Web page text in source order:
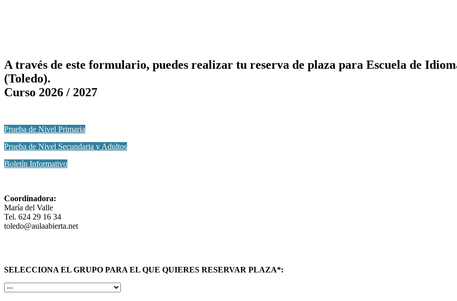
A través de este formulario, puedes realizar tu reserva de plaza para Escuela de
(Toledo).
Curso 2026 / 2027
Prueba de Nivel Primaria
Prueba de Nivel Secundaria y Adultos
Boletín Informativo
Coordinadora:
María del Valle
Tel. 624 29 16 34
toledo@aulaabierta.net
SELECCIONA EL GRUPO PARA EL QUE QUIERES RESERVAR PLAZA*: